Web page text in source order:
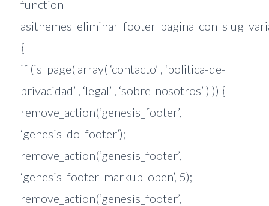
function
{
if (is_page( array( ‘contacto’ , ‘politica-de-
privacidad’ , ‘legal’ , ‘sobre-nosotros’ ) )) {
remove_action(‘genesis_footer’,
‘genesis_do_footer’);
remove_action(‘genesis_footer’,
‘genesis_footer_markup_open’, 5);
remove_action(‘genesis_footer’,